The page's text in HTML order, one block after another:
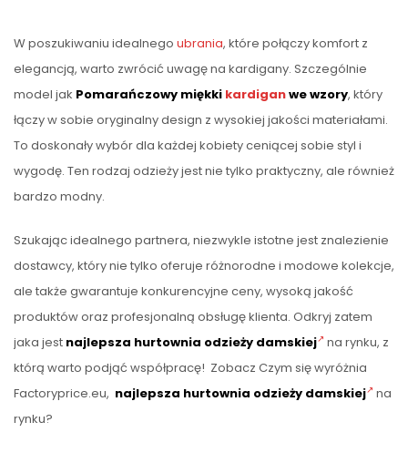
W poszukiwaniu idealnego ubrania, które połączy komfort z
elegancją, warto zwrócić uwagę na kardigany. Szczególnie
model jak Pomarańczowy miękki kardiganwe wzory, który
łączy w sobie oryginalny design z wysokiej jakości materiałami.
To doskonały wybór dla każdej kobiety ceniącej sobie styl i
wygodę. Ten rodzaj odzieży jest nie tylko praktyczny, ale również
bardzo modny.
Szukając idealnego partnera, niezwykle istotne jest znalezienie
dostawcy, który nie tylko oferuje różnorodne i modowe kolekcje,
ale także gwarantuje konkurencyjne ceny, wysoką jakość
produktów oraz profesjonalną obsługę klienta. Odkryj zatem
jaka jest najlepsza hurtownia odzieży damskiej na rynku, z
którą warto podjąć współpracę! Zobacz Czym się wyróżnia
Factoryprice.eu, najlepsza hurtownia odzieży damskiej na
rynku?